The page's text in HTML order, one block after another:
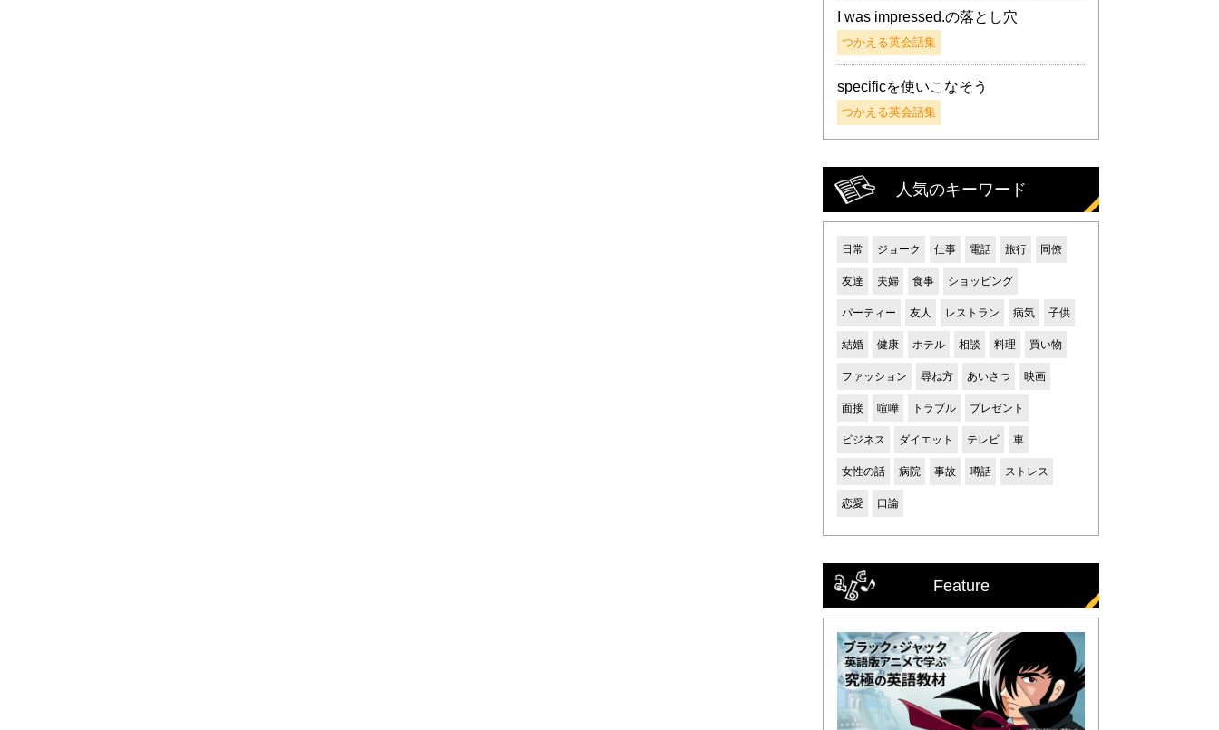
I was impressed.の落とし穴
つかえる英会話集
specificを使いこなそう
つかえる英会話集
人気のキーワード
日常 ジョーク 仕事 電話 旅行 同僚
友達 夫婦 食事 ショッピング
パーティー 友人 レストラン 病気 子供
結婚 健康 ホテル 相談 料理 買い物
ファッション 尋ね方 あいさつ 映画
面接 喧嘩 トラブル プレゼント
ビジネス ダイエット テレビ 車
女性の話 病院 事故 噂話 ストレス
恋愛 口論
Feature